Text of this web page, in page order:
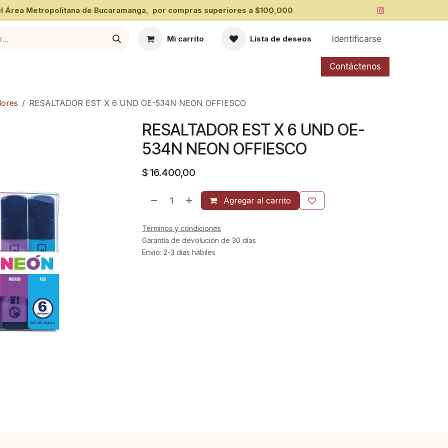
Área Metropolitana de Bucaramanga, por compras superiores a ​$100,000
Mi carrito Lista de deseos Identificarse
Contáctenos
RESALTADOR EST X 6 UND OE-534N NEON OFFIESCO
RESALTADOR EST X 6 UND OE-
534N NEON OFFIESCO
$ 16.400,00
Agregar al carrito
Términos y condiciones
Garantía de devolución de 30 días
Envío: 2-3 días hábiles